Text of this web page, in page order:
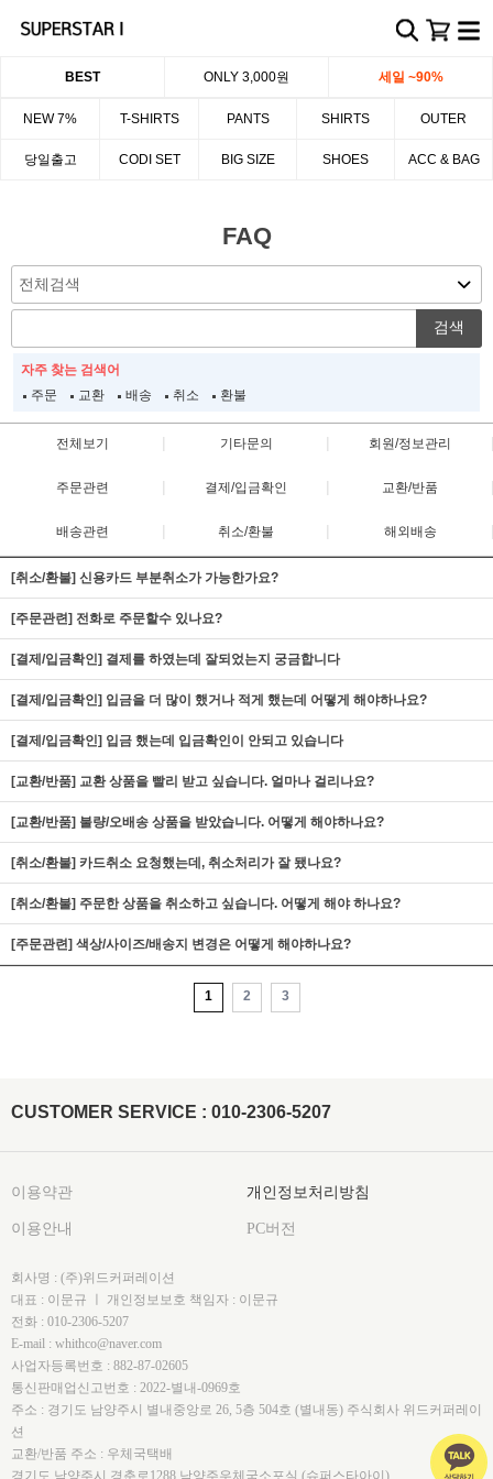
BEST ONLY 3,000원 세일 ~90%
NEW 7% T-SHIRTS PANTS SHIRTS OUTER
당일출고 CODI SET BIG SIZE SHOES ACC & BAG
FAQ
검색
자주 찾는 검색어
주문
교환 배송 취소 환불
전체보기 | 기타문의 | 회원/정보관리
주문관련 | 결제/입금확인 | 교환/반품
배송관련 | 취소/환불 | 해외배송
[취소/환불] 신용카드 부분취소가 가능한가요?
[주문관련] 전화로 주문할수 있나요?
[결제/입금확인] 결제를 하였는데 잘되었는지 궁금합니다
[결제/입금확인] 입금을 더 많이 했거나 적게 했는데 어떻게 해야하나요?
[결제/입금확인] 입금 했는데 입금확인이 안되고 있습니다
[교환/반품] 교환 상품을 빨리 받고 싶습니다. 얼마나 걸리나요?
[교환/반품] 불량/오배송 상품을 받았습니다. 어떻게 해야하나요?
[취소/환불] 카드취소 요청했는데, 취소처리가 잘 됐나요?
[취소/환불] 주문한 상품을 취소하고 싶습니다. 어떻게 해야 하나요?
[주문관련] 색상/사이즈/배송지 변경은 어떻게 해야하나요?
1 2 3
CUSTOMER SERVICE : 010-2306-5207
이용약관 개인정보처리방침
이용안내 PC버전
회사명 : (주)위드커퍼레이션
대표 : 이문규 ㅣ 개인정보보호 책임자 : 이문규
전화 : 010-2306-5207
E-mail : whithco@naver.com
사업자등록번호 : 882-87-02605
통신판매업신고번호 : 2022-별내-0969호
주소 : 경기도 남양주시 별내중앙로 26, 5층 504호 (별내동) 주식회사 위드커퍼레이
션
교환/반품 주소 : 우체국택배
경기도 남양주시 경춘로1288 남양주우체국소포실 (슈퍼스타아이)